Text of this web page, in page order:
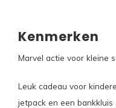
Kenmerken
Marvel actie voor kleine
Leuk cadeau voor
jetpack en een bankkluis